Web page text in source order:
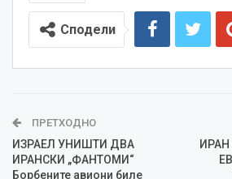
Сподели
ПРЕТХОДНО
ИЗРАЕЛ УНИШТИ ДВА
ИРАНСКИ „ФАНТОМИ“
Борбените авиони биле